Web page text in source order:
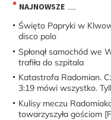
NAJNOWSZE
Święto Papryki w
disco polo
Spłonął samochód we
trafiła do szpitala
Katastrofa Radomian.
3:19 mówi wszystko.
Kulisy meczu
towarzyszyła gościom